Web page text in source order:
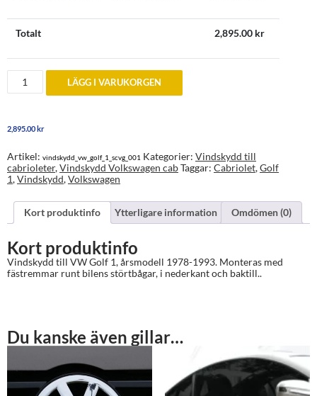
Totalt 2,895.00 kr
Vindskydd
Volkswagen
(1978-
mängd
LÄGG I VARUKORGEN
2,895.00kr
Artikel: vindskydd_vw_golf_1_scvg_001 Kategorier: Vindskydd till
cabrioleter,Vindskydd Volkswagen cabTaggar: Cabriolet,Golf
1,Vindskydd,Volkswagen
Kort produktinfo Ytterligare information Omdömen (0)
Kort produktinfo
Vindskydd till VW Golf 1, årsmodell 1978-1993. Monteras med
fästremmar runt bilens störtbågar, i nederkant och baktill..
Du kanske även gillar…